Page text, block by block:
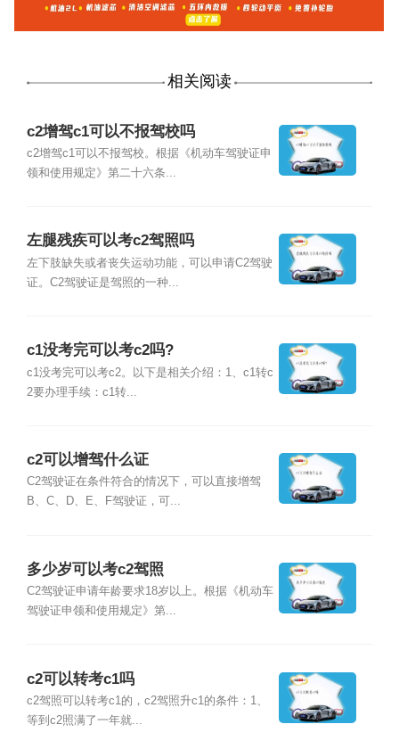
相关阅读
c2增驾c1可以不报驾校吗
c2增驾c1可以不报驾校。根据《机动车驾驶证申
领和使用规定》第二十六条...
左腿残疾可以考c2驾照吗
左下肢缺失或者丧失运动功能，可以申请C2驾驶
证。C2驾驶证是驾照的一种...
c1没考完可以考c2吗?
c1没考完可以考c2。以下是相关介绍：1、c1转c
2要办理手续：c1转...
c2可以增驾什么证
C2驾驶证在条件符合的情况下，可以直接增驾
B、C、D、E、F驾驶证，可...
多少岁可以考c2驾照
C2驾驶证申请年龄要求18岁以上。根据《机动车
驾驶证申领和使用规定》第...
c2可以转考c1吗
c2驾照可以转考c1的，c2驾照升c1的条件：1、
等到c2照满了一年就...